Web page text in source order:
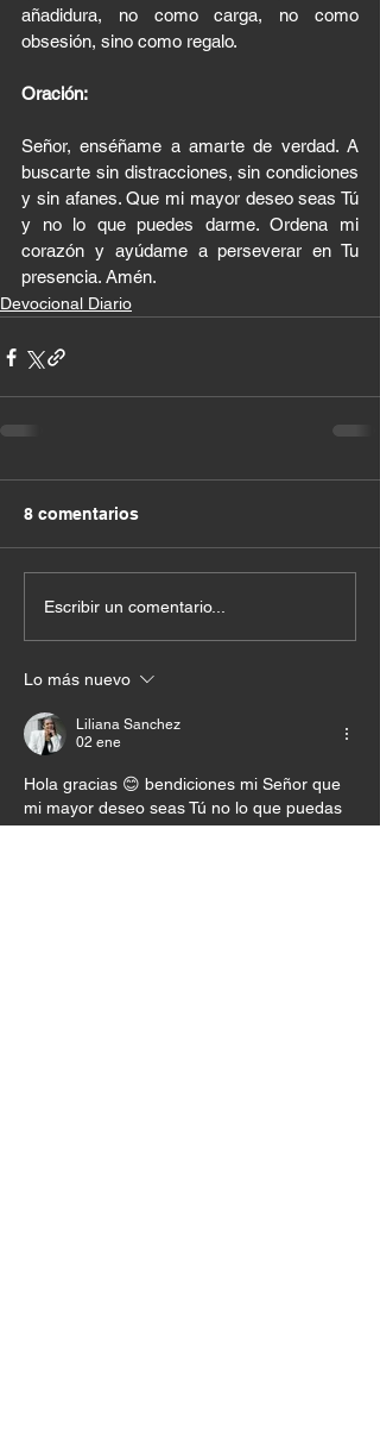
añadidura, no como carga, no como
obsesión, sino como regalo.
Oración:
Señor, enséñame a amarte de verdad. A
buscarte sin distracciones, sin condiciones
y sin afanes. Que mi mayor deseo seas Tú
y no lo que puedes darme. Ordena mi
corazón y ayúdame a perseverar en Tu
presencia. Amén.
Devocional Diario
8 comentarios
Escribir un comentario...
Lo más nuevo
Liliana Sanchez
02 ene
Hola gracias 😊 bendiciones mi Señor que
mi mayor deseo seas Tú no lo que puedas
darme amén amén.